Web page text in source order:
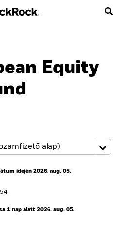
Equity
idején 2026. aug. 05.
1 nap alatt 2026. aug. 05.